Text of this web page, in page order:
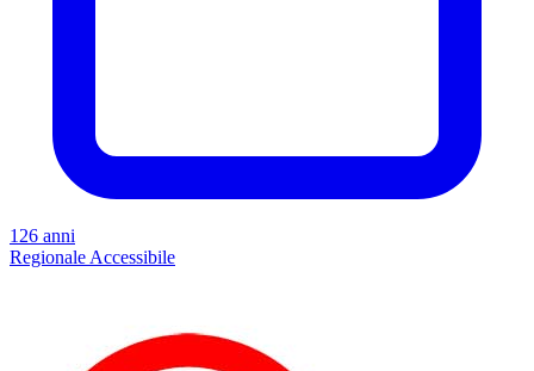
126 anni
Regionale Accessibile